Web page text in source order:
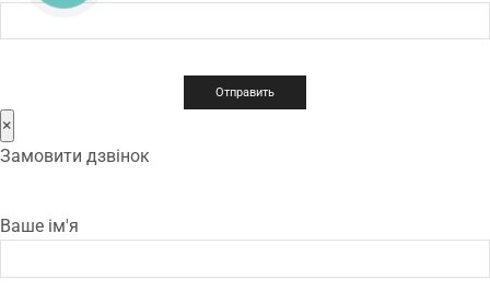
×
Замовити дзвінок
Ваше ім'я